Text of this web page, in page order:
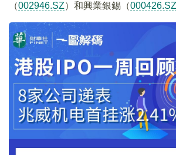
（002946.SZ）和興業銀錫（000426.SZ